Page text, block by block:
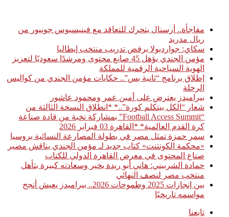
مفاجأة.. أرسنال يتحرك للتعاقد مع فينيسيوس جونيور من
ريال مدريد
سكاي: جوارديولا يرفض تدريب منتخب إيطاليا
مؤمن الجندي يؤهل 45 صانع محتوى ومرشدًا سعوديًا لتعزيز
الهوية السياحية الرقمية للمملكة
إطلاق برنامج “ثانية بس”.. حكايات مؤمن الجندي من كواليس
الرحلة
بيراميدز يعترض على أمين عمر ومحمود عاشور
شعار “الكل بيتكلم كورة”..* *انطلاق النسخة الثالثة من
“Football Access Summit” بمشاركة نخبة من قادة صناعة
كرة القدم العالمية* *القاهرة 03 فبراير 2026
سمر حمزة تمثل مصر في بطولة المصارعة النسائية بروسيا
«محكمة الكونتنت» كتاب جديد لـ مؤمن الجندي يناقش مصير
صناع المحتوى في معرض القاهرة الدولي للكتاب
حمادة الشربيني: هاني أبو ريدة بخير وسعادته كبيرة بتأهل
منتخب مصر لنصف النهائي
بين إنجازات 2025 وطموحات 2026.. بيراميدز يعيش أنجح
مواسمه تاريخيًا
تابعنا